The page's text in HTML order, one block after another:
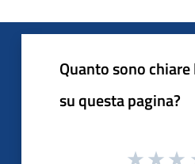
Quanto sono
su questa pagina?